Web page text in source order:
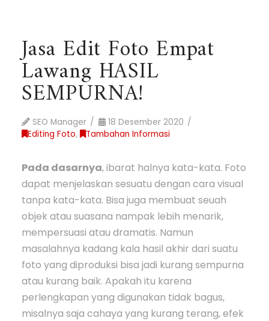
Jasa Edit Foto Empat
Lawang HASIL
SEMPURNA!
SEO Manager
18 Desember 2020
Editing Foto, Tambahan Informasi
Pada dasarnya, ibarat halnya kata-kata. Foto
dapat menjelaskan sesuatu dengan cara visual
tanpa kata-kata. Bisa juga membuat seuah
objek atau suasana nampak lebih menarik,
mempersuasi atau dramatis. Namun
masalahnya kadang kala hasil akhir dari suatu
foto yang diproduksi bisa jadi kurang sempurna
atau kurang baik. Apakah itu karena
perlengkapan yang digunakan tidak bagus,
misalnya saja cahaya yang kurang terang, efek